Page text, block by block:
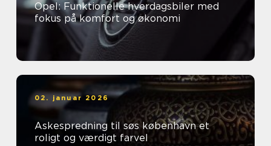
Opel: Funktionelle hverdagsbiler med
fokus på komfort og økonomi
02. januar 2026
Askespredning til søs københavn et
roligt og værdigt farvel